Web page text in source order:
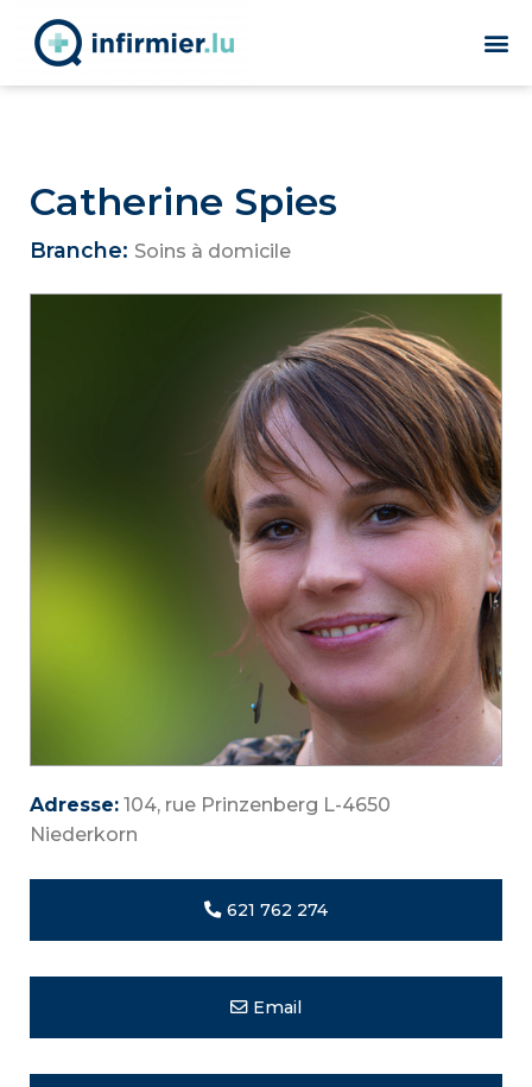
Catherine Spies
Branche: Soins à domicile
Adresse: 104, rue Prinzenberg L-4650
Niederkorn
621 762 274
Email